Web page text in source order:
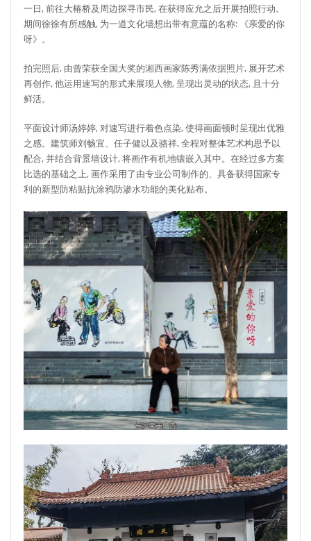
一日, 前往大椿桥及周边探寻市民, 在获得应允之后开展拍照行动。
期间徐徐有所感触, 为一道文化墙想出带有意蕴的名称: 《亲爱的你
呀》。
拍完照后, 由曾荣获全国大奖的湘西画家陈秀满依据照片, 展开艺术
再创作, 他运用速写的形式来展现人物, 呈现出灵动的状态, 且十分
鲜活。
平面设计师汤婷婷, 对速写进行着色点染, 使得画面顿时呈现出优雅
之感。建筑师刘畅宜、任子健以及骆祥, 全程对整体艺术构思予以
配合, 并结合背景墙设计, 将画作有机地镶嵌入其中。在经过多方案
比选的基础之上, 画作采用了由专业公司制作的、具备获得国家专
利的新型防粘贴抗涂鸦防渗水功能的美化贴布。